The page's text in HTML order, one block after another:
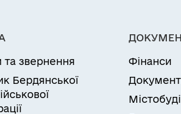
та звернення
Бердянської
Фінанси